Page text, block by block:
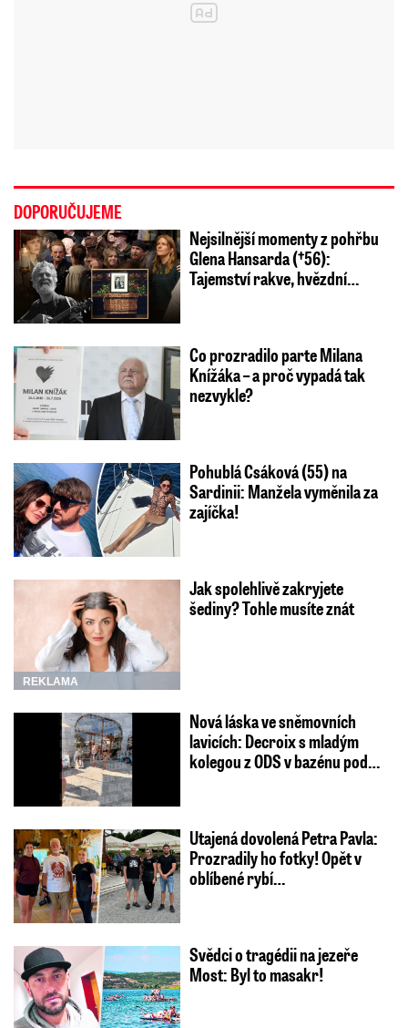
DOPORUČUJEME
Nejsilnější momenty z pohřbu
Glena Hansarda (†56):
Tajemství rakve, hvězdní…
Co prozradilo parte Milana
Knížáka – a proč vypadá tak
nezvykle?
Pohublá Csáková (55) na
Sardinii: Manžela vyměnila za
zajíčka!
REKLAMA
Jak spolehlivě zakryjete
šediny? Tohle musíte znát
Nová láska ve sněmovních
lavicích: Decroix s mladým
kolegou z ODS v bazénu pod…
Utajená dovolená Petra Pavla:
Prozradily ho fotky! Opět v
oblíbené rybí…
Svědci o tragédii na jezeře
Most: Byl to masakr!